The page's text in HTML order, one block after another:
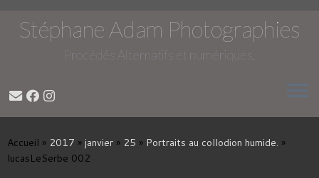
au
contenu
Stéphane Adam Photographies
Procédés Alternatifs et numériques.
Accueil » 2017 » janvier » 25 » Portraits au collodion humide. »
lucasLeSerbe 002